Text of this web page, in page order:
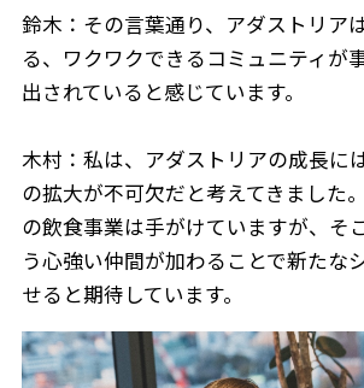
鈴木：その言葉通り、アダストリア
る、ワクワクできるコミュニティが
出されていると感じています。
木村：私は、アダストリアの成長に
の拡大が不可欠だと考えてきました
の飲食事業は手がけていますが、そ
う心強い仲間が加わることで新たな
せると期待しています。